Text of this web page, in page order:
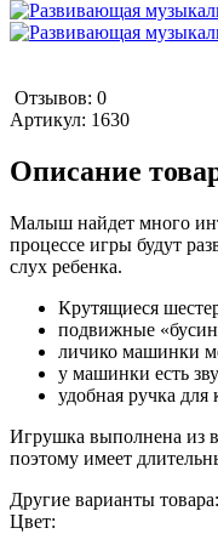
Отзывов: 0
Артикул: 1630
Описание
Малыш найдет много
процессе игры будут
слух ребенка.
Крутящиеся
подвижные
личико машинки
у машинки есть
удобная ручка
Игрушка выполнена из
поэтому имеет
Другие варианты товара:
Цвет: